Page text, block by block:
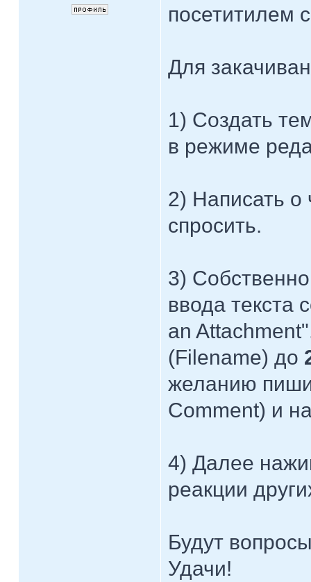
посетитилем
Для
1) Создать
в режиме
2) Написать о
спросить.
3)
ввода текста
an
(Filename) до
желанию
Comment) и
4) Далее
реакции
Будут
Удачи!